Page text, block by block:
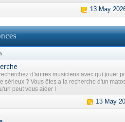
13 May
d'autres musiciens avec qui jouer
sérieux ? Vous êtes a la recherche d'un
peut vous aider !
13 May